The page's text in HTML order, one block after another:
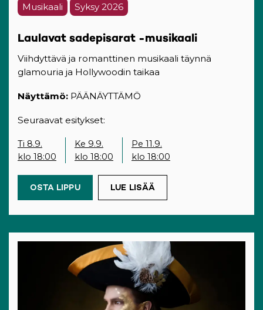
Musikaali Syksy 2026
Laulavat sadepisarat -musikaali
Viihdyttävä ja romanttinen musikaali täynnä
glamouria ja Hollywoodin taikaa
Näyttämö: PÄÄNÄYTTÄMÖ
Seuraavat esitykset:
Ti 8.9.
klo 18:00
Ke 9.9.
klo 18:00
Pe 11.9.
klo 18:00
OSTA LIPPU(OPENS IN A NEW TAB)
LUE LISÄÄ